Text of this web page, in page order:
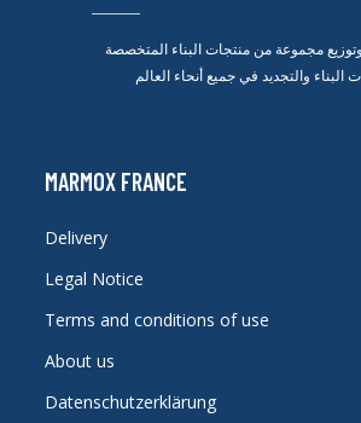
مجموعة من منتجات البناء المتخصصة
MARMOX FRANCE
Delivery
Legal Notice
Terms and conditions of use
About us
Datenschutzerklärung